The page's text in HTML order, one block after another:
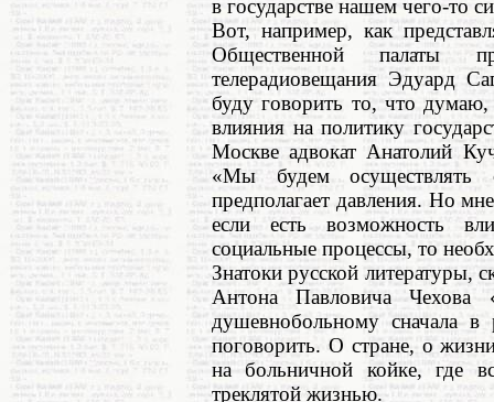
в государстве нашем чего-то
Вот, например, как
Общественной палаты
телерадиовещания Эдуард
буду говорить то, что
влияния на политику
Москве адвокат Анатолий
«Мы будем осуществлять
предполагает давления. Но
если есть возможность
социальные процессы, то
Знатоки русской литературы,
Антона Павловича
душевнобольному сначала
поговорить. О стране, о
на больничной койке, где
треклятой жизнью.